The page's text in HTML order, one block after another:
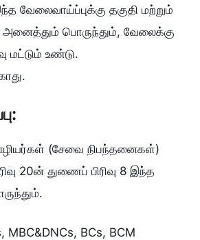
வேலைவாய்ப்புக்கு தகுதி மற்றும்
அனைத்தும் பொருந்தும், வேலைக்கு
மட்டும் உண்டு.
(சேவை நிபந்தனைகள்)
20ன் துணைப் பிரிவு 8 இந்த
MBC&DNCs, BCs, BCM